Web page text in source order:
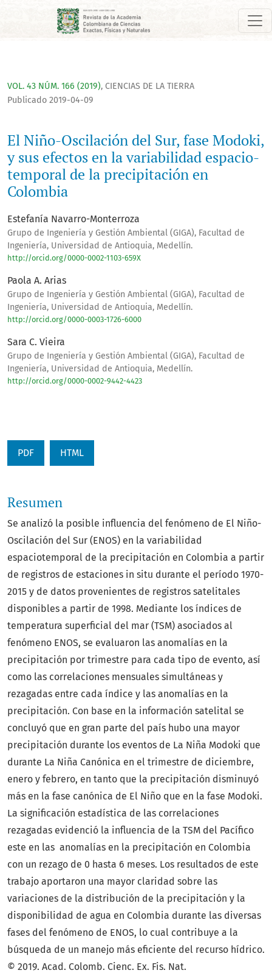
El Niño-Oscilación del Sur, fase Modoki, y sus efectos en
VOL. 43 NÚM. 166 (2019), CIENCIAS DE LA TIERRA
El Niño-Oscilación del Sur, fase Modoki,
y sus efectos en la variabilidad espacio-
temporal de la precipitación en
Colombia
Publicado 2019-04-09
Estefanía Navarro-Monterroza
Grupo de Ingeniería y Gestión Ambiental (GIGA), Facultad de
Ingeniería, Universidad de Antioquia, Medellín.
http://orcid.org/0000-0002-1103-659X
Paola A. Arias
Grupo de Ingeniería y Gestión Ambiental (GIGA), Facultad de
Ingeniería, Universidad de Antioquia, Medellín.
http://orcid.org/0000-0003-1726-6000
Sara C. Vieira
Grupo de Ingeniería y Gestión Ambiental (GIGA), Facultad de
Ingeniería, Universidad de Antioquia, Medellín.
http://orcid.org/0000-0002-9442-4423
PDF HTML
Resumen
Se analizó la posible influencia del fenómeno de El Niño-
Oscilación del Sur (ENOS) en la variabilidad
espaciotemporal de la precipitación en Colombia a partir
de registros de estaciones in situ durante el período 1970-
2015 y de datos provenientes de registros satelitales
disponibles a partir de 1998. Mediante los índices de
temperatura superficial del mar (TSM) asociados al
fenómeno ENOS, se evaluaron las anomalías en la
precipitación por trimestre para cada tipo de evento, así
como las correlaciones mensuales simultáneas y
rezagadas entre cada índice y las anomalías en la
precipitación. Con base en la información satelital se
concluyó que en gran parte del país hubo una mayor
precipitación durante los eventos de La Niña Modoki que
durante La Niña Canónica en el trimestre de diciembre,
enero y febrero, en tanto que la precipitación disminuyó
más en la fase canónica de El Niño que en la fase Modoki.
La significación estadística de las correlaciones
rezagadas evidenció la influencia de la TSM del Pacífico
este en las anomalías en la precipitación en Colombia
con un rezago de 0 hasta 6 meses. Los resultados de este
trabajo aportaron una mayor claridad sobre las
variaciones de la distribución de la precipitación y la
disponibilidad de agua en Colombia durante las diversas
fases del fenómeno de ENOS, lo cual contribuye a la
búsqueda de un manejo más eficiente del recurso hídrico.
© 2019. Acad. Colomb. Cienc. Ex. Fis. Nat.